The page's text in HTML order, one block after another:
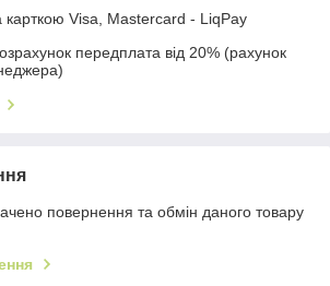
Visa, Mastercard - LiqPay
передплата від 20% (рахунок
повернення та обмін даного товару